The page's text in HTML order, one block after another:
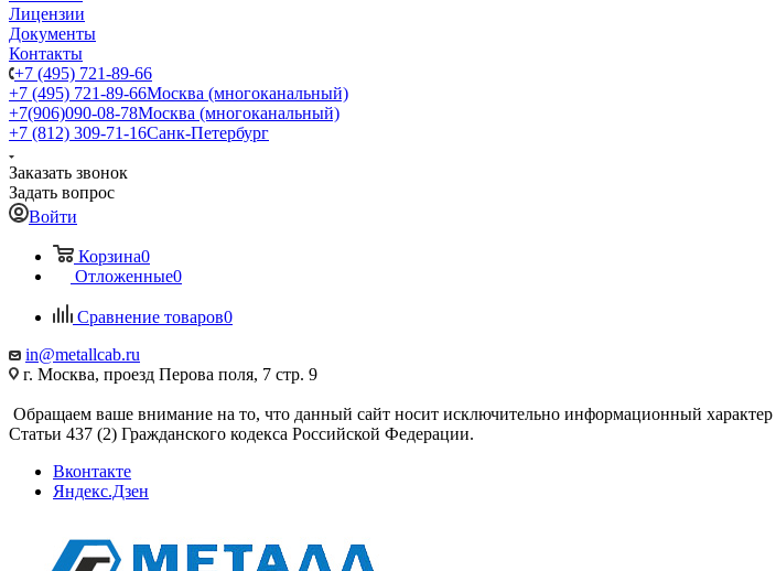
Лицензии
Документы
Контакты
+7 (495) 721-89-66
+7 (495) 721-89-66Москва (многоканальный)
+7(906)090-08-78Москва (многоканальный)
+7 (812) 309-71-16Санк-Петербург
Заказать звонок
Задать вопрос
Войти
Корзина0
Отложенные0
Сравнение товаров0
in@metallcab.ru
г. Москва, проезд Перова поля, 7 стр. 9
Обращаем ваше внимание на то, что данный сайт носит исключительно информационный
Статьи 437 (2) Гражданского кодекса Российской Федерации.
Вконтакте
Яндекс.Дзен